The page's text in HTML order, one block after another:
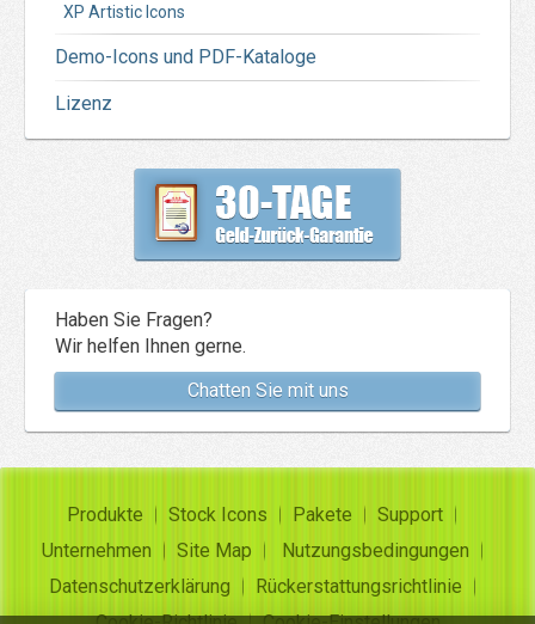
XP Artistic Icons
Demo-Icons und PDF-Kataloge
Lizenz
Haben Sie Fragen?
Wir helfen Ihnen gerne.
Chatten Sie mit uns
Produkte Stock Icons Pakete
Support
Unternehmen
Site Map
Nutzungsbedingungen
Datenschutzerklärung
Rückerstattungsrichtlinie